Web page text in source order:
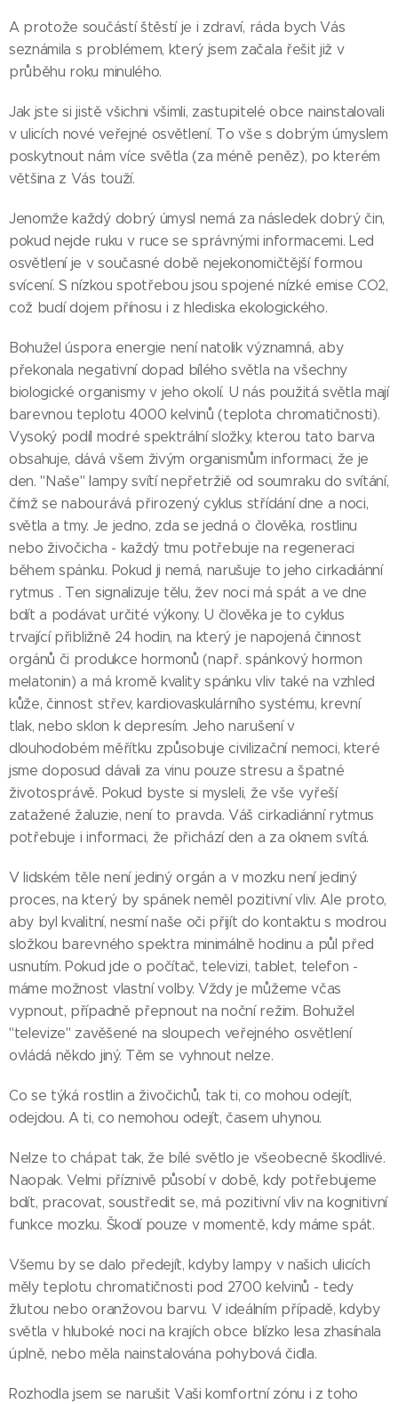
A protože součástí štěstí je i zdraví, ráda bych Vás
seznámila s problémem, který jsem začala řešit již v
průběhu roku minulého.
Jak jste si jistě všichni všimli, zastupitelé obce nainstalovali
v ulicích nové veřejné osvětlení. To vše s dobrým úmyslem
poskytnout nám více světla (za méně peněz), po kterém
většina z Vás touží.
Jenomže každý dobrý úmysl nemá za následek dobrý čin,
pokud nejde ruku v ruce se správnými informacemi. Led
osvětlení je v současné době nejekonomičtější formou
svícení. S nízkou spotřebou jsou spojené nízké emise CO2,
což budí dojem přínosu i z hlediska ekologického.
Bohužel úspora energie není natolik významná, aby
překonala negativní dopad bílého světla na všechny
biologické organismy v jeho okolí. U nás použitá světla mají
barevnou teplotu 4000 kelvinů (teplota chromatičnosti).
Vysoký podíl modré spektrální složky, kterou tato barva
obsahuje, dává všem živým organismům informaci, že je
den. "Naše" lampy svítí nepřetržiě od soumraku do svítání,
čímž se nabourává přirozený cyklus střídání dne a noci,
světla a tmy. Je jedno, zda se jedná o člověka, rostlinu
nebo živočicha - každý tmu potřebuje na regeneraci
během spánku. Pokud ji nemá, narušuje to jeho cirkadiánní
rytmus . Ten signalizuje tělu, žev noci má spát a ve dne
bdít a podávat určité výkony. U člověka je to cyklus
trvající přibližně 24 hodin, na který je napojená činnost
orgánů či produkce hormonů (např. spánkový hormon
melatonin) a má kromě kvality spánku vliv také na vzhled
kůže, činnost střev, kardiovaskulárního systému, krevní
tlak, nebo sklon k depresím. Jeho narušení v
dlouhodobém měřítku způsobuje civilizační nemoci, které
jsme doposud dávali za vinu pouze stresu a špatné
životosprávě. Pokud byste si mysleli, že vše vyřeší
zatažené žaluzie, není to pravda. Váš cirkadiánní rytmus
potřebuje i informaci, že přichází den a za oknem svítá.
V lidském těle není jediný orgán a v mozku není jediný
proces, na který by spánek neměl pozitivní vliv. Ale proto,
aby byl kvalitní, nesmí naše oči přijít do kontaktu s modrou
složkou barevného spektra minimálně hodinu a půl před
usnutím. Pokud jde o počítač, televizi, tablet, telefon -
máme možnost vlastní volby. Vždy je můžeme včas
vypnout, případně přepnout na noční režim. Bohužel
"televize" zavěšené na sloupech veřejného osvětlení
ovládá někdo jiný. Těm se vyhnout nelze.
Co se týká rostlin a živočichů, tak ti, co mohou odejít,
odejdou. A ti, co nemohou odejít, časem uhynou.
Nelze to chápat tak, že bílé světlo je všeobecně škodlivé.
Naopak. Velmi příznivě působí v době, kdy potřebujeme
bdít, pracovat, soustředit se, má pozitivní vliv na kognitivní
funkce mozku. Škodí pouze v momentě, kdy máme spát.
Všemu by se dalo předejít, kdyby lampy v našich ulicích
měly teplotu chromatičnosti pod 2700 kelvinů - tedy
žlutou nebo oranžovou barvu. V ideálním případě, kdyby
světla v hluboké noci na krajích obce blízko lesa zhasínala
úplně, nebo měla nainstalována pohybová čidla.
Rozhodla jsem se narušit Vaši komfortní zónu i z toho